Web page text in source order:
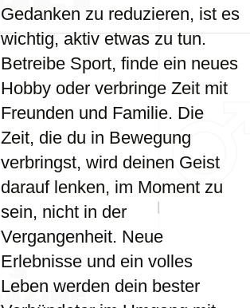
Gedanken zu reduzieren, ist es
wichtig, aktiv etwas zu tun.
Betreibe Sport, finde ein neues
Hobby oder verbringe Zeit mit
Freunden und Familie. Die
Zeit, die du in Bewegung
verbringst, wird deinen Geist
darauf lenken, im Moment zu
sein, nicht in der
Vergangenheit. Neue
Erlebnisse und ein volles
Leben werden dein bester